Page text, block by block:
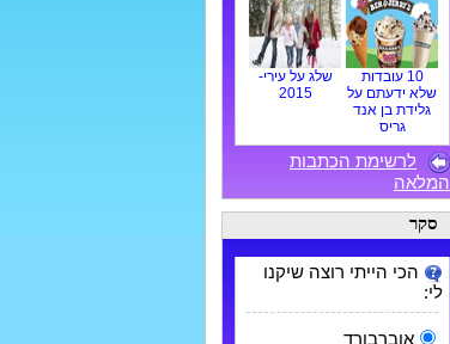
10 עובדות
שלא ידעתם על
גלידת בן אנד
גריס
שלג על עירי-
2015
לרשימת הכתבות
המלאה
סקר
הכי הייתי רוצה שיקנו
לי:
אוברבורד